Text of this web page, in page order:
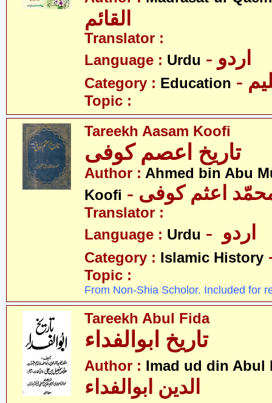
القائم
Translator :
Language : Urdu - اردو
Category : Education
Topic :
Tareekh Aasam Koofi
تاریخ اعصم کوفی
Author : Ahmed bin Abu
Koofi
Translator :
Language : Urdu
Category : Islamic History
Topic :
From Non-Shia Scholor. Included for
Tareekh Abul Fida
تاریخ ابوالفداء
Author : Imad ud din Abul
الدین ابوالفداء